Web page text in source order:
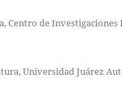
Centro de Investigaciones
Universidad Juárez